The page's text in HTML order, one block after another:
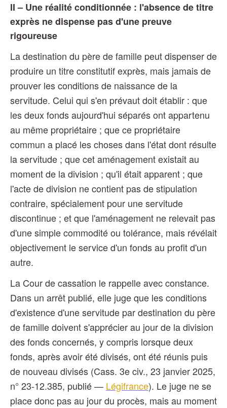
II – Une réalité conditionnée : l'absence de titre
exprès ne dispense pas d'une preuve
rigoureuse
La destination du père de famille peut dispenser de
produire un titre constitutif exprès, mais jamais de
prouver les conditions de naissance de la
servitude. Celui qui s'en prévaut doit établir : que
les deux fonds aujourd'hui séparés ont appartenu
au même propriétaire ; que ce propriétaire
commun a placé les choses dans l'état dont résulte
la servitude ; que cet aménagement existait au
moment de la division ; qu'il était apparent ; que
l'acte de division ne contient pas de stipulation
contraire, spécialement pour une servitude
discontinue ; et que l'aménagement ne relevait pas
d'une simple commodité ou tolérance, mais révélait
objectivement le service d'un fonds au profit d'un
autre.
La Cour de cassation le rappelle avec constance.
Dans un arrêt publié, elle juge que les conditions
d'existence d'une servitude par destination du père
de famille doivent s'apprécier au jour de la division
des fonds concernés, y compris lorsque deux
fonds, après avoir été divisés, ont été réunis puis
de nouveau divisés (Cass. 3e civ., 23 janvier 2025,
n° 23-12.385, publié — Légifrance). Le juge ne se
place donc pas au jour du procès, mais au moment